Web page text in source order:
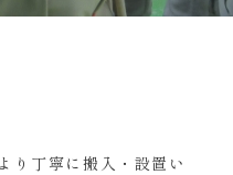
り丁寧に搬入・設置い